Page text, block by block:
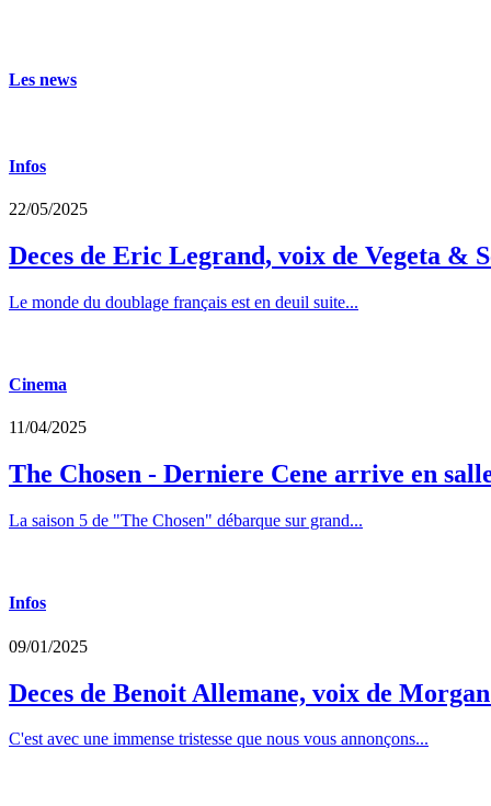
Les news
Infos
22/05/2025
Deces de Eric Legrand, voix de Vegeta &
Le monde du doublage français est en deuil suite...
Cinema
11/04/2025
The Chosen - Derniere Cene arrive en
La saison 5 de "The Chosen" débarque sur grand...
Infos
09/01/2025
Deces de Benoit Allemane, voix de
C'est avec une immense tristesse que nous vous annonçons...